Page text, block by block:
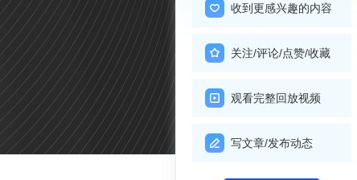
收到更感兴趣的内容
关注/评论/点赞/收藏
观看完整回放视频
写文章/发布动态